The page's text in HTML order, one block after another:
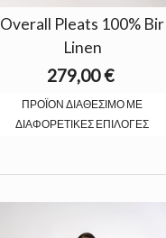
Overall Pleats 100% Bir
Linen
279,00 €
ΠΡΟΪΌΝ ΔΙΑΘΈΣΙΜΟ ΜΕ
ΔΙΑΦΟΡΕΤΙΚΈΣ ΕΠΙΛΟΓΈΣ